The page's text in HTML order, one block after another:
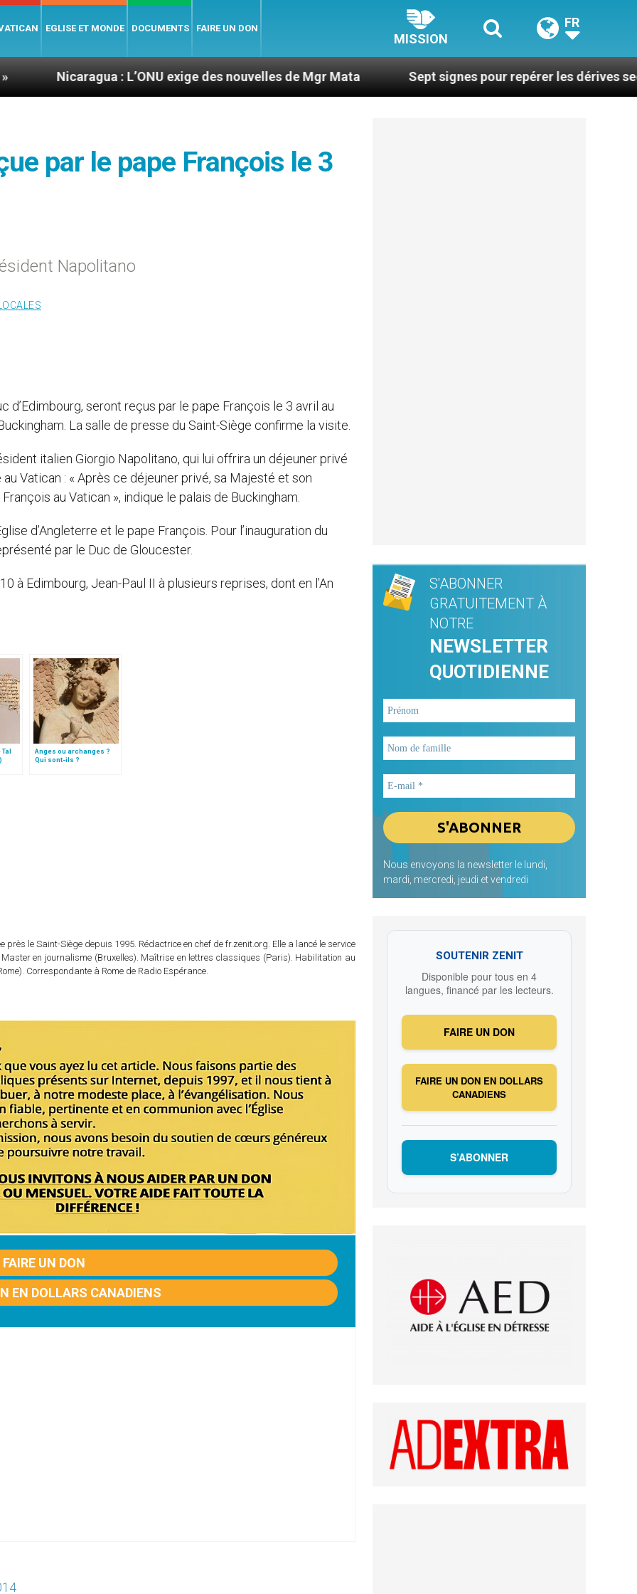
EGLISE ET MONDE DOCUMENTS FAIRE UN DON
MISSION
FR
: L’ONU exige des nouvelles de Mgr Mata Sept signes pour repérer les dérives sectaires
par le pape François le 3
Napolitano
seront reçus par le pape François le 3 avril au
La salle de presse du Saint-Siège confirme la visite.
italien Giorgio Napolitano, qui lui offrira un déjeuner privé
Vatican : « Après ce déjeuner privé, sa Majesté et son
au Vatican », indique le palais de Buckingham.
d’Angleterre et le pape François. Pour l’inauguration du
par le Duc de Gloucester.
à Edimbourg, Jean-Paul II à plusieurs reprises, dont en l’An
Anges ou archanges ?
Qui sont-ils ?
le Saint-Siège depuis 1995. Rédactrice en chef de fr.zenit.org. Elle a lancé le service
en journalisme (Bruxelles). Maîtrise en lettres classiques (Paris). Habilitation au
Correspondante à Rome de Radio Espérance.
FAIRE UN DON
EN DOLLARS CANADIENS
S'ABONNER
GRATUITEMENT À
NOTRE
NEWSLETTER
QUOTIDIENNE
Nous envoyons la newsletter le lundi,
mardi, mercredi, jeudi et vendredi
SOUTENIR ZENIT
Disponible pour tous en 4
langues, financé par les lecteurs.
FAIRE UN DON
FAIRE UN DON EN DOLLARS
CANADIENS
S’ABONNER